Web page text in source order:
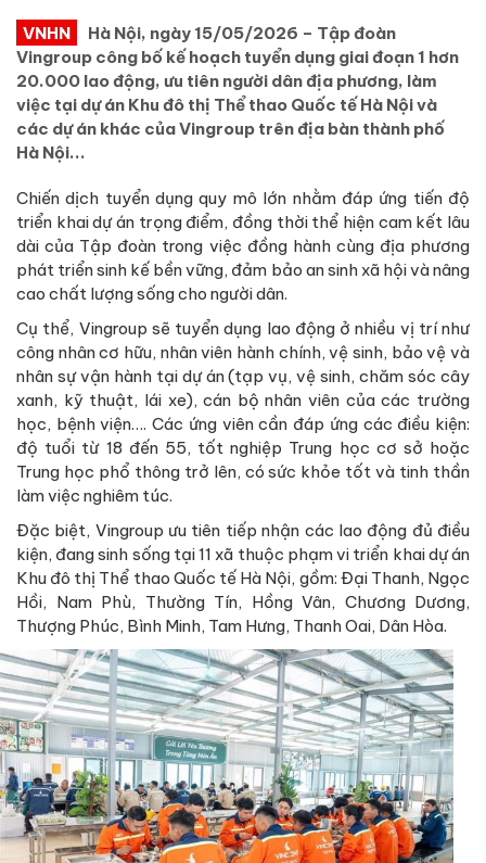
VNHN
Hà Nội, ngày 15/05/2026 – Tập đoàn
Vingroup công bố kế hoạch tuyển dụng giai đoạn 1 hơn
20.000 lao động, ưu tiên người dân địa phương, làm
việc tại dự án Khu đô thị Thể thao Quốc tế Hà Nội và
các dự án khác của Vingroup trên địa bàn thành phố
Hà Nội...
Chiến dịch tuyển dụng quy mô lớn nhằm đáp ứng tiến độ
triển khai dự án trọng điểm, đồng thời thể hiện cam kết lâu
dài của Tập đoàn trong việc đồng hành cùng địa phương
phát triển sinh kế bền vững, đảm bảo an sinh xã hội và nâng
cao chất lượng sống cho người dân.
Cụ thể, Vingroup sẽ tuyển dụng lao động ở nhiều vị trí như
công nhân cơ hữu, nhân viên hành chính, vệ sinh, bảo vệ và
nhân sự vận hành tại dự án (tạp vụ, vệ sinh, chăm sóc cây
xanh, kỹ thuật, lái xe), cán bộ nhân viên của các trường
học, bệnh viện…. Các ứng viên cần đáp ứng các điều kiện:
độ tuổi từ 18 đến 55, tốt nghiệp Trung học cơ sở hoặc
Trung học phổ thông trở lên, có sức khỏe tốt và tinh thần
làm việc nghiêm túc.
Đặc biệt, Vingroup ưu tiên tiếp nhận các lao động đủ điều
kiện, đang sinh sống tại 11 xã thuộc phạm vi triển khai dự án
Khu đô thị Thể thao Quốc tế Hà Nội, gồm: Đại Thanh, Ngọc
Hồi, Nam Phù, Thường Tín, Hồng Vân, Chương Dương,
Thượng Phúc, Bình Minh, Tam Hưng, Thanh Oai, Dân Hòa.